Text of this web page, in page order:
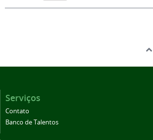
Serviços
Contato
Banco de Talentos